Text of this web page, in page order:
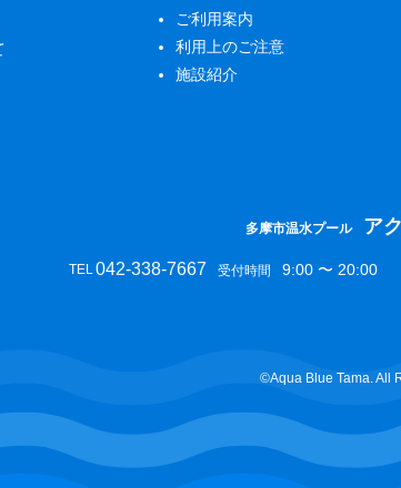
ご利用案内
利用上のご注意
施設紹介
多摩市温水プール ア
TEL042-338-7667 受付時間 9:00 〜 20:00
©︎Aqua Blue Tama. All